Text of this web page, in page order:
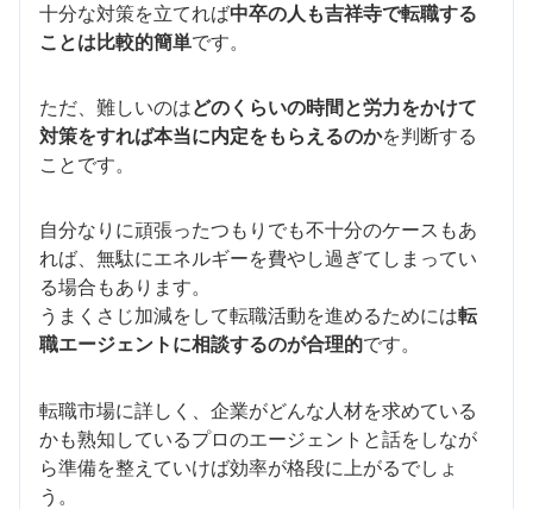
十分な対策を立てれば中卒の人も吉祥寺で転職する
ことは比較的簡単です。
ただ、難しいのはどのくらいの時間と労力をかけて
対策をすれば本当に内定をもらえるのかを判断する
ことです。
自分なりに頑張ったつもりでも不十分のケースもあ
れば、無駄にエネルギーを費やし過ぎてしまってい
る場合もあります。
うまくさじ加減をして転職活動を進めるためには転
職エージェントに相談するのが合理的です。
転職市場に詳しく、企業がどんな人材を求めている
かも熟知しているプロのエージェントと話をしなが
ら準備を整えていけば効率が格段に上がるでしょ
う。